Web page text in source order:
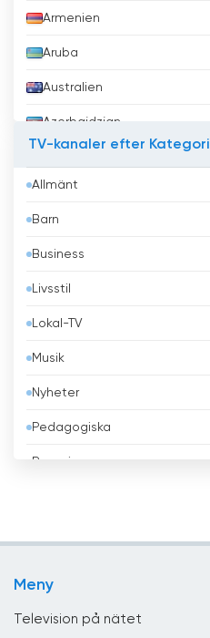
Armenien
Aruba
Australien
Azerbajdzjan
Bangladesh
Barbados
Belgien
Belize
Benin
Bhutan
Bolivia
Bosnien och Hercegovina
TV-kanaler efter Kategori
Allmänt
Barn
Business
Livsstil
Lokal-TV
Musik
Nyheter
Pedagogiska
Regeringen
Meny
Television på nätet